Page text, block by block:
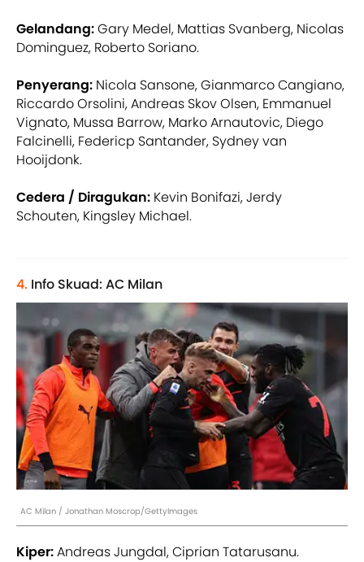
Gelandang:Gary Medel, Mattias Svanberg, Nicolas
Dominguez, Roberto Soriano.
Penyerang: Nicola Sansone, Gianmarco Cangiano,
Riccardo Orsolini, Andreas Skov Olsen, Emmanuel
Vignato, Mussa Barrow, Marko Arnautovic, Diego
Falcinelli, Federicp Santander, Sydney van
Hooijdonk.
Cedera / Diragukan: Kevin Bonifazi, Jerdy
Schouten, Kingsley Michael.
4. Info Skuad: AC Milan
AC Milan / Jonathan Moscrop/GettyImages
Kiper:Andreas Jungdal, Ciprian Tatarusanu.